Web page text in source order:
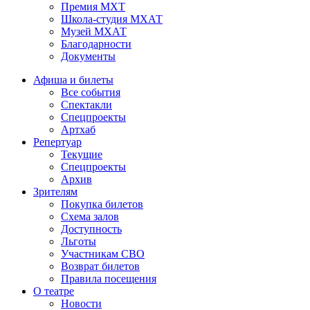
Премия МХТ
Школа-студия МХАТ
Музей МХАТ
Благодарности
Документы
Афиша и билеты
Все события
Спектакли
Спецпроекты
Артхаб
Репертуар
Текущие
Спецпроекты
Архив
Зрителям
Покупка билетов
Схема залов
Доступность
Льготы
Участникам СВО
Возврат билетов
Правила посещения
О театре
Новости